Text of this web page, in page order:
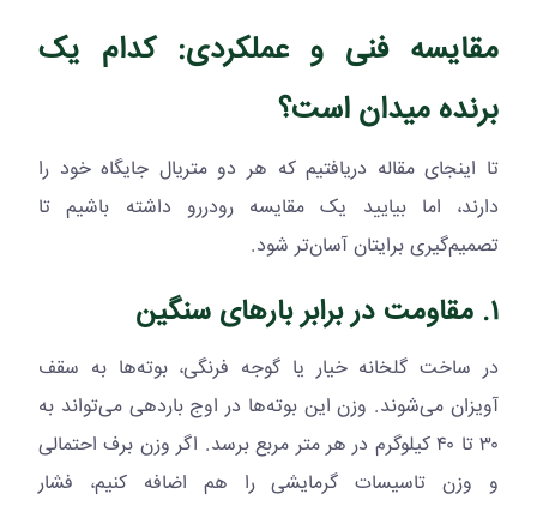
مقایسه فنی و عملکردی: کدام یک
برنده میدان است؟
تا اینجای مقاله دریافتیم که هر دو متریال جایگاه خود را
دارند، اما بیایید یک مقایسه رودررو داشته باشیم تا
تصمیم‌گیری برایتان آسان‌تر شود.
۱. مقاومت در برابر بارهای سنگین
در ساخت گلخانه خیار یا گوجه فرنگی، بوته‌ها به سقف
آویزان می‌شوند. وزن این بوته‌ها در اوج باردهی می‌تواند به
۳۰ تا ۴۰ کیلوگرم در هر متر مربع برسد. اگر وزن برف احتمالی
و وزن تاسیسات گرمایشی را هم اضافه کنیم، فشار